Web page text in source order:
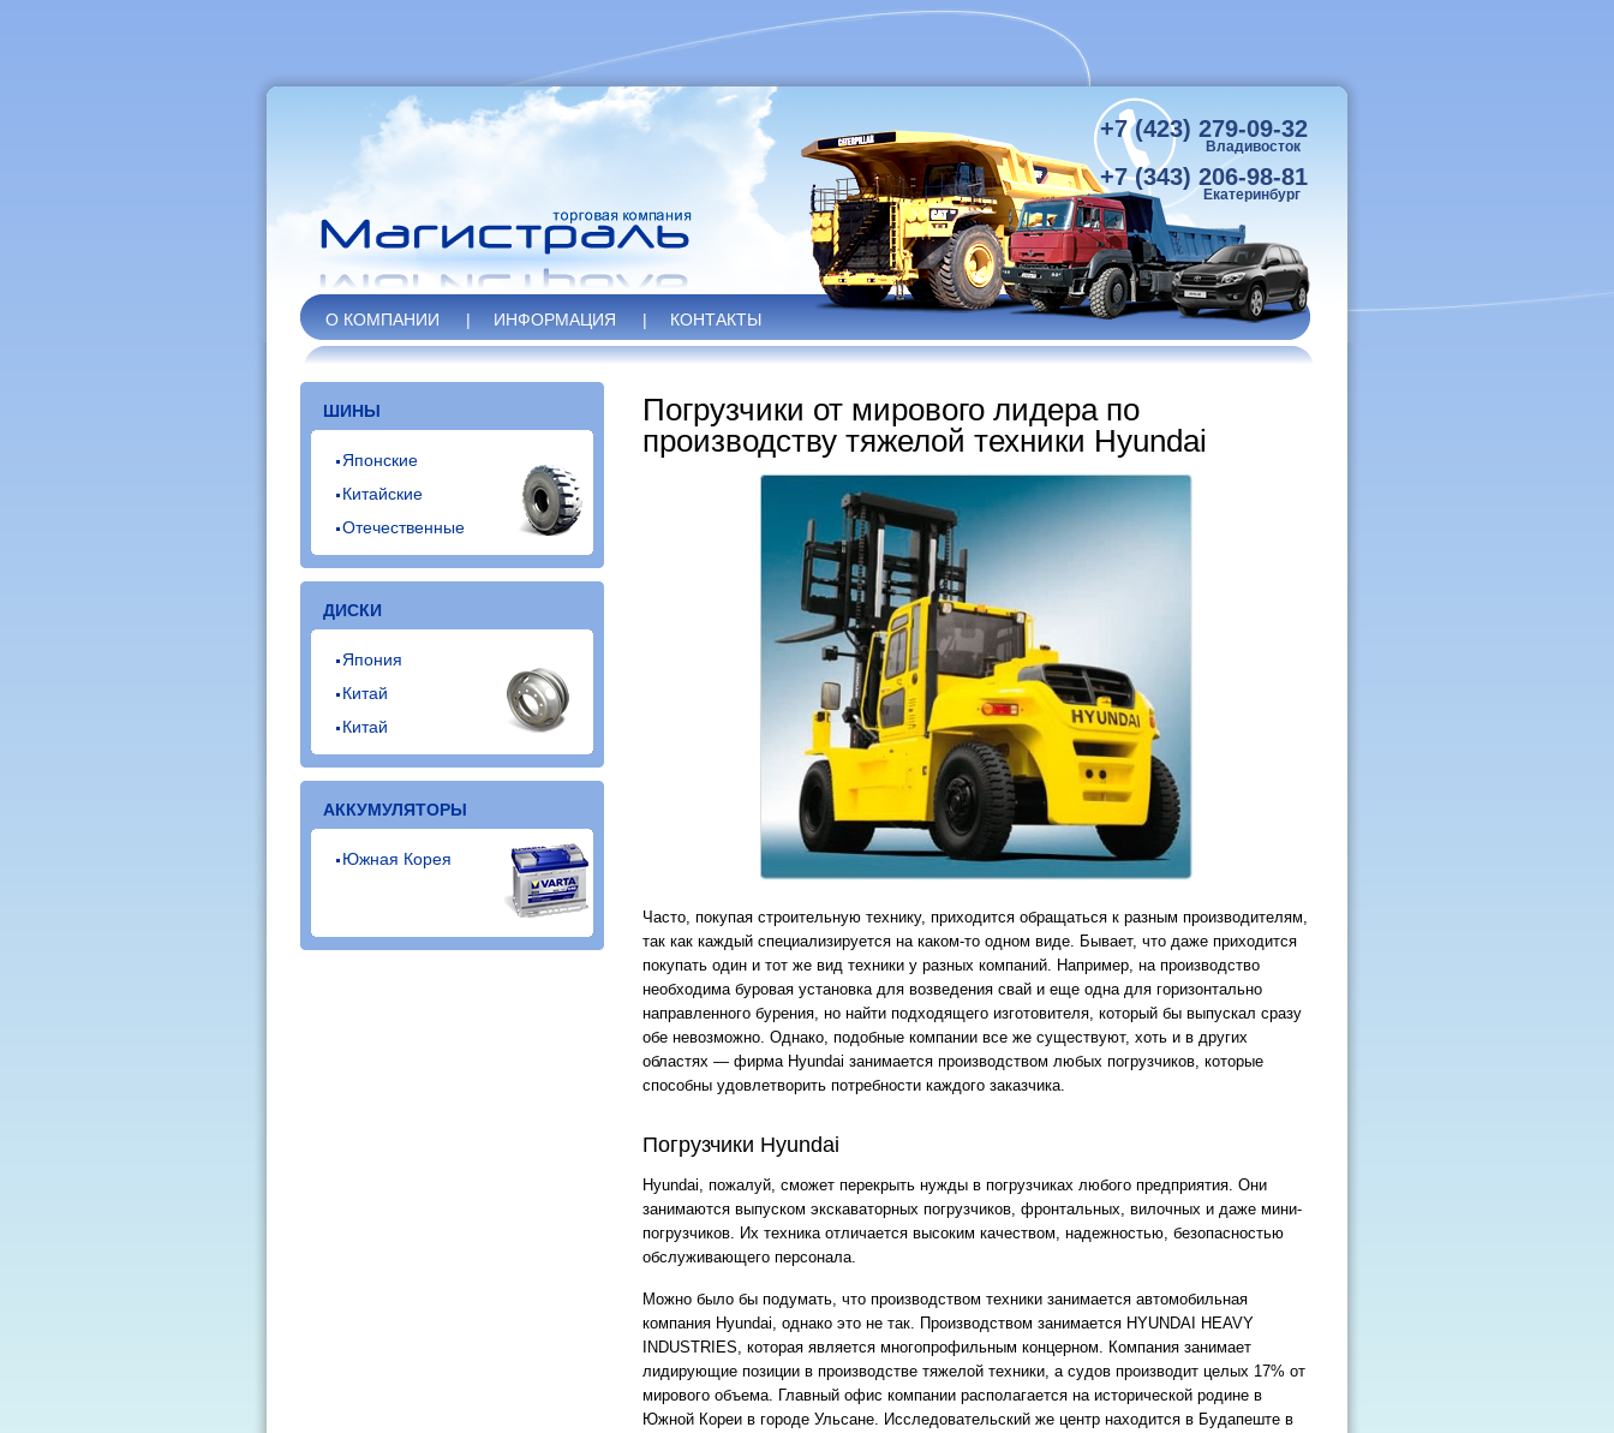
+7 (423) 279-09-32
Владивосток
+7 (343) 206-98-81
Екатеринбург
О КОМПАНИИ | ИНФОРМАЦИЯ | КОНТАКТЫ
ШИНЫ
Японские
Китайские
Отечественные
ДИСКИ
Япония
Китай
Китай
АККУМУЛЯТОРЫ
Южная Корея
Погрузчики от мирового лидера по
производству тяжелой техники Hyundai
Часто, покупая строительную технику, приходится обращаться к разным производителям,
так как каждый специализируется на каком-то одном виде. Бывает, что даже приходится
покупать один и тот же вид техники у разных компаний. Например, на производство
необходима буровая установка для возведения свай и еще одна для горизонтально
направленного бурения, но найти подходящего изготовителя, который бы выпускал сразу
обе невозможно. Однако, подобные компании все же существуют, хоть и в других
областях — фирма Hyundai занимается производством любых погрузчиков, которые
способны удовлетворить потребности каждого заказчика.
Погрузчики Hyundai
Hyundai, пожалуй, сможет перекрыть нужды в погрузчиках любого предприятия. Они
занимаются выпуском экскаваторных погрузчиков, фронтальных, вилочных и даже мини-
погрузчиков. Их техника отличается высоким качеством, надежностью, безопасностью
обслуживающего персонала.
Можно было бы подумать, что производством техники занимается автомобильная
компания Hyundai, однако это не так. Производством занимается HYUNDAI HEAVY
INDUSTRIES, которая является многопрофильным концерном. Компания занимает
лидирующие позиции в производстве тяжелой техники, а судов производит целых 17% от
мирового объема. Главный офис компании располагается на исторической родине в
Южной Кореи в городе Ульсане. Исследовательский же центр находится в Будапеште в